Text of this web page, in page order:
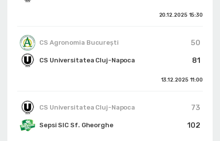
20.12.2025 15:30
CS Agronomia București
50
81
CS Universitatea Cluj-Napoca
13.12.2025 11:00
CS Universitatea Cluj-Napoca
73
102
Sepsi SIC Sf. Gheorghe